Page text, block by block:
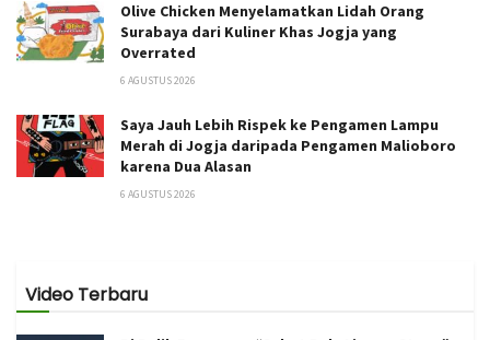
Olive Chicken Menyelamatkan Lidah Orang
Surabaya dari Kuliner Khas Jogja yang
Overrated
6 AGUSTUS 2026
Saya Jauh Lebih Rispek ke Pengamen Lampu
Merah di Jogja daripada Pengamen Malioboro
karena Dua Alasan
6 AGUSTUS 2026
Video Terbaru